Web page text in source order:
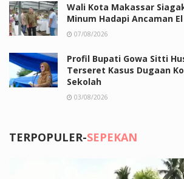
Wali Kota Makassar
Minum Hadapi Ancaman
07/08/2026
Profil Bupati Gowa Sitti
Terseret Kasus Dugaan
Sekolah
03/08/2026
TERPOPULER-SEPEKAN